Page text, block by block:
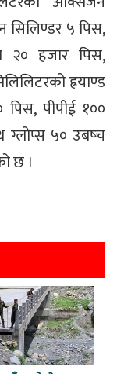
सिलिण्डर ५ पिस,
२० हजार पिस,
ह्रयाण्ड
पीपीई १००
ग्लोप्स ५० उबष्च
छ ।